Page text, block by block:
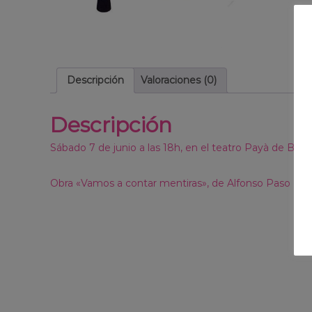
Descripción Valoraciones (0)
Descripción
Sábado 7 de junio a las 18h, en el teatro Payà de
Obra «Vamos a contar mentiras», de Alfonso Paso